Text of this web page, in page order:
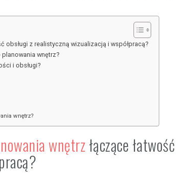
obsługi z realistyczną wizualizacją i współpracą?
wnętrz?
i obsługi?
wnętrz?
wnętrzłączące łatwość